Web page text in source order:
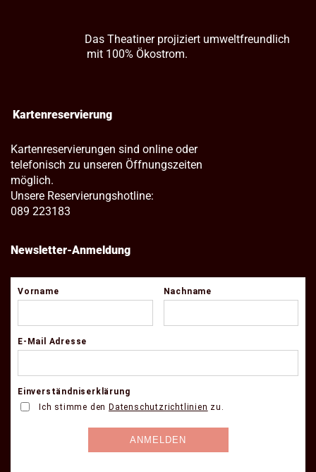
Das Theatiner projiziert umweltfreundlich
mit 100% Ökostrom.
Kartenreservierung
Kartenreservierungen sind online oder
telefonisch zu unseren Öffnungszeiten
möglich.
Unsere Reservierungshotline:
089 223183
Newsletter-Anmeldung